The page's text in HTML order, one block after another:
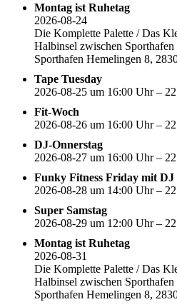
Montag ist Ruhetag
2026-08-24
Die Komplette Palette / Das
Halbinsel zwischen
Sporthafen Hemelingen 8,
Tape Tuesday
2026-08-25 um 16:00 Uhr –
Fit-Woch
2026-08-26 um 16:00 Uhr –
DJ-Onnerstag
2026-08-27 um 16:00 Uhr –
Funky Fitness Friday mit DJ
2026-08-28 um 14:00 Uhr –
Super Samstag
2026-08-29 um 12:00 Uhr –
Montag ist Ruhetag
2026-08-31
Die Komplette Palette / Das
Halbinsel zwischen
Sporthafen Hemelingen 8,